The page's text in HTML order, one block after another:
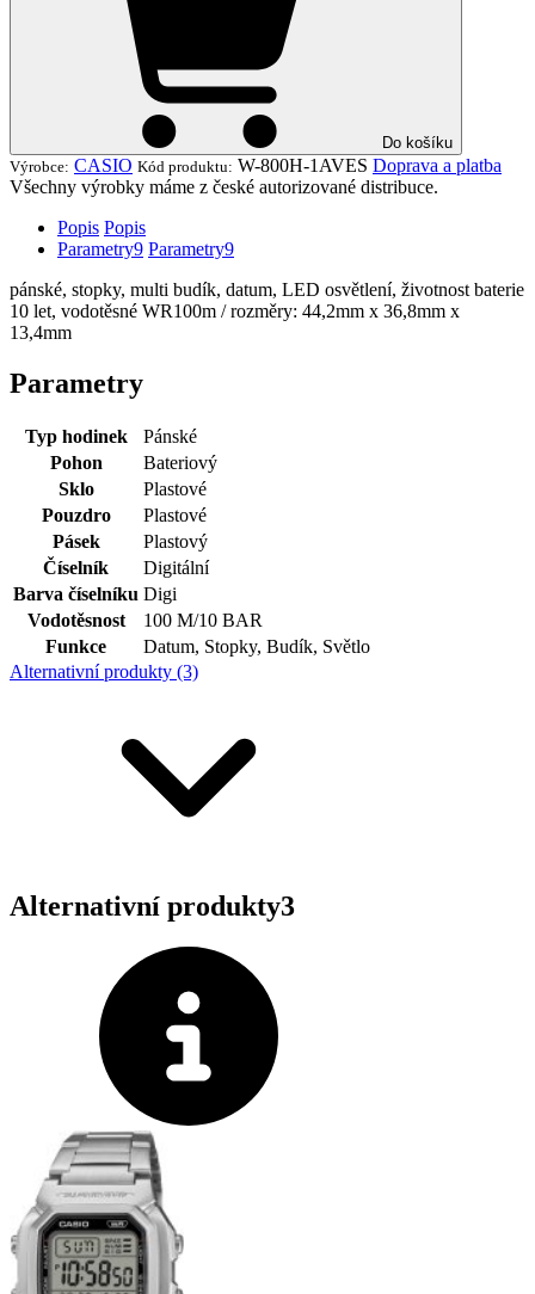
Do košíku
Výrobce: CASIO Kód produktu: W-800H-1AVES Doprava a platba
Všechny výrobky máme z české autorizované distribuce.
Popis Popis
Parametry9 Parametry9
pánské, stopky, multi budík, datum, LED osvětlení, životnost baterie
10 let, vodotěsné WR100m / rozměry: 44,2mm x 36,8mm x
13,4mm
Parametry
Typ hodinek
Pánské
Pohon
Bateriový
Sklo
Plastové
Pouzdro
Plastové
Pásek
Plastový
Číselník
Digitální
Barva číselníku Digi
Vodotěsnost
100 M/10 BAR
Funkce
Datum, Stopky, Budík, Světlo
Alternativní produkty (3)
Alternativní produkty3